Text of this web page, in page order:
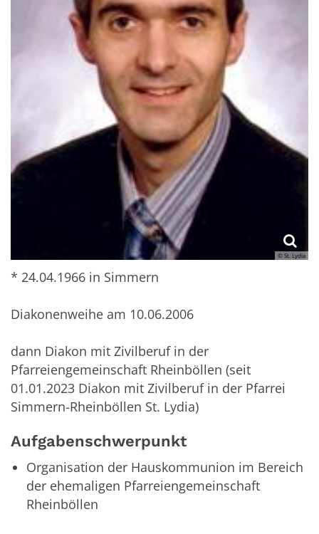
© St. Lydia
* 24.04.1966 in Simmern
Diakonenweihe am 10.06.2006
dann Diakon mit Zivilberuf in der
Pfarreiengemeinschaft Rheinböllen (seit
01.01.2023 Diakon mit Zivilberuf in der Pfarrei
Simmern-Rheinböllen St. Lydia)
Aufgabenschwerpunkt
Organisation der Hauskommunion im Bereich
der ehemaligen Pfarreiengemeinschaft
Rheinböllen